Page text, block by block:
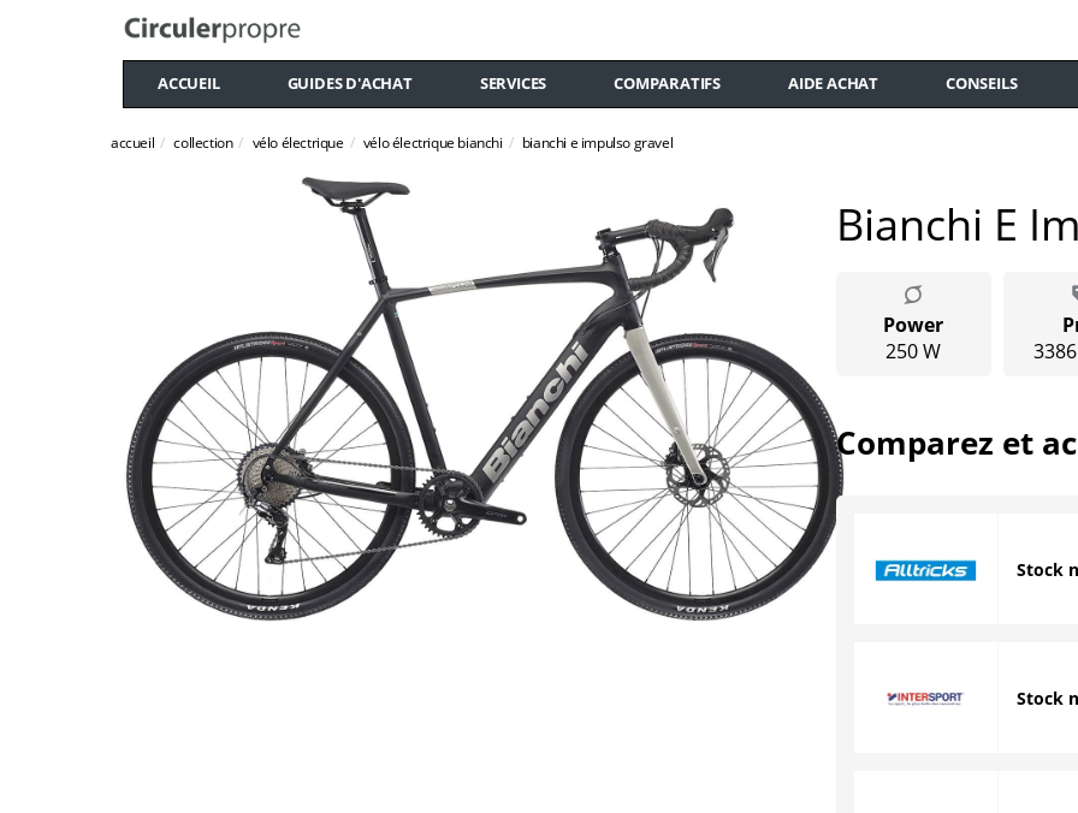
ACCUEIL GUIDES D'ACHAT SERVICES COMPARATIFS AIDE ACHAT CONSEILS
accueil collection vélo électrique vélo électrique bianchi bianchi e impulso gravel
Bianchi E
Power
250 W
Comparez et
Stock
Stock